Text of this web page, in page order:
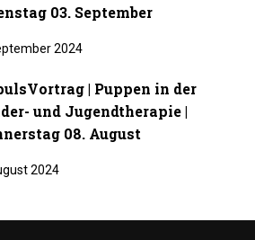
03. September
2024
| Puppen in der
und Jugendtherapie |
08. August
2024